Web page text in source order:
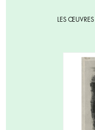
LES